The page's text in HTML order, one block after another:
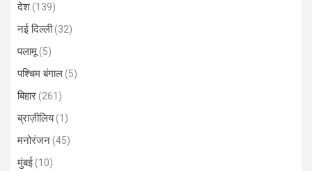
देश(139)
नई दिल्ली(32)
पलामू(5)
पश्चिम बंगाल(5)
बिहार(261)
ब्राज़ीलिय(1)
मनोरंजन(45)
मुंबई(10)